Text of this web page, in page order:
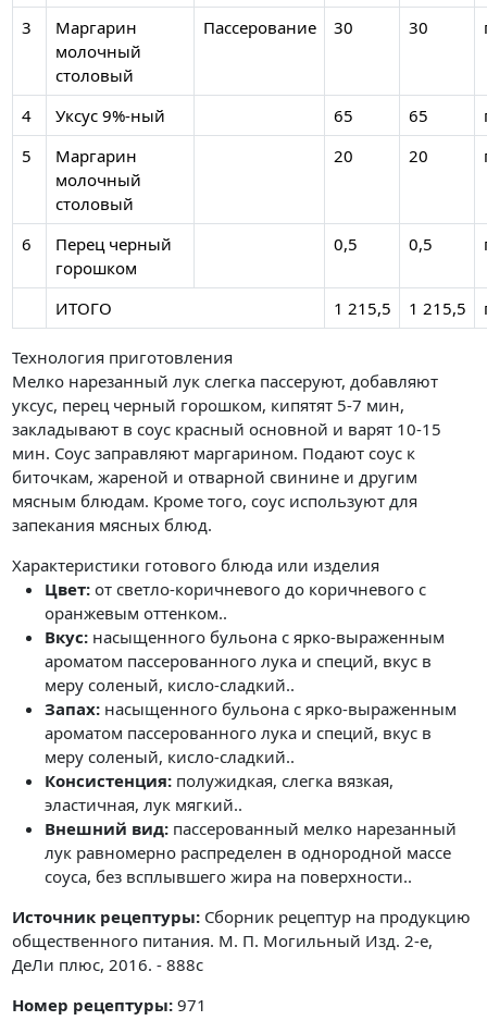
3
Маргарин
молочный
столовый
Пассерование 30 30
4 Уксус 9%-ный 65 65
5
Маргарин
молочный
столовый
20 20
6
Перец черный
горошком
0,5 0,5
ИТОГО 1 215,5 1 215,5
Технология приготовления
Мелко нарезанный лук слегка пассеруют, добавляют
уксус, перец черный горошком, кипятят 5-7 мин,
закладывают в соус красный основной и варят 10-15
мин. Соус заправляют маргарином. Подают соус к
биточкам, жареной и отварной свинине и другим
мясным блюдам. Кроме того, соус используют для
запекания мясных блюд.
Характеристики готового блюда или изделия
Цвет: от светло-коричневого до коричневого с
оранжевым оттенком..
Вкус: насыщенного бульона с ярко-выраженным
ароматом пассерованного лука и специй, вкус в
меру соленый, кисло-сладкий..
Запах: насыщенного бульона с ярко-выраженным
ароматом пассерованного лука и специй, вкус в
меру соленый, кисло-сладкий..
Консистенция: полужидкая, слегка вязкая,
эластичная, лук мягкий..
Внешний вид: пассерованный мелко нарезанный
лук равномерно распределен в однородной массе
соуса, без всплывшего жира на поверхности..
Источник рецептуры: Сборник рецептур на продукцию
общественного питания. М. П. Могильный Изд. 2-е,
ДеЛи плюс, 2016. - 888с
Номер рецептуры: 971